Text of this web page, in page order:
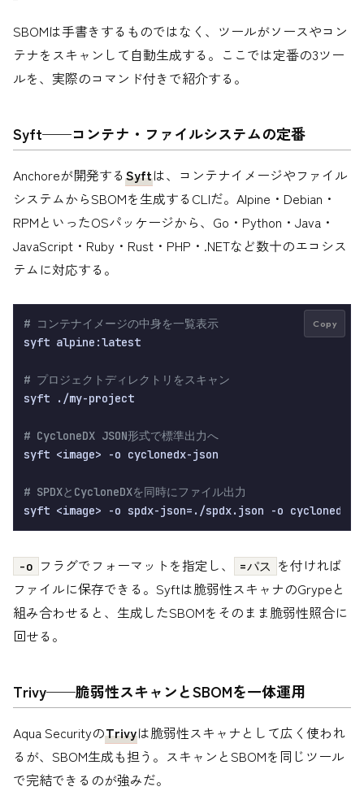
SBOMは手書きするものではなく、ツールがソースやコン
テナをスキャンして自動生成する。ここでは定番の3ツー
ルを、実際のコマンド付きで紹介する。
Syft——コンテナ・ファイルシステムの定番
Anchoreが開発するSyftは、コンテナイメージやファイル
システムからSBOMを生成するCLIだ。Alpine・Debian・
RPMといったOSパッケージから、Go・Python・Java・
JavaScript・Ruby・Rust・PHP・.NETなど数十のエコシス
テムに対応する。
# コンテナイメージの中身を一覧表示
syft alpine:latest
# プロジェクトディレクトリをスキャン
syft ./my-project
# CycloneDX JSON形式で標準出力へ
syft <image> -o cyclonedx-json
# SPDXとCycloneDXを同時にファイル出力
Copy
-o フラグでフォーマットを指定し、 =パス を付ければ
ファイルに保存できる。Syftは脆弱性スキャナのGrypeと
組み合わせると、生成したSBOMをそのまま脆弱性照合に
回せる。
Trivy——脆弱性スキャンとSBOMを一体運用
Aqua SecurityのTrivyは脆弱性スキャナとして広く使われ
るが、SBOM生成も担う。スキャンとSBOMを同じツール
で完結できるのが強みだ。